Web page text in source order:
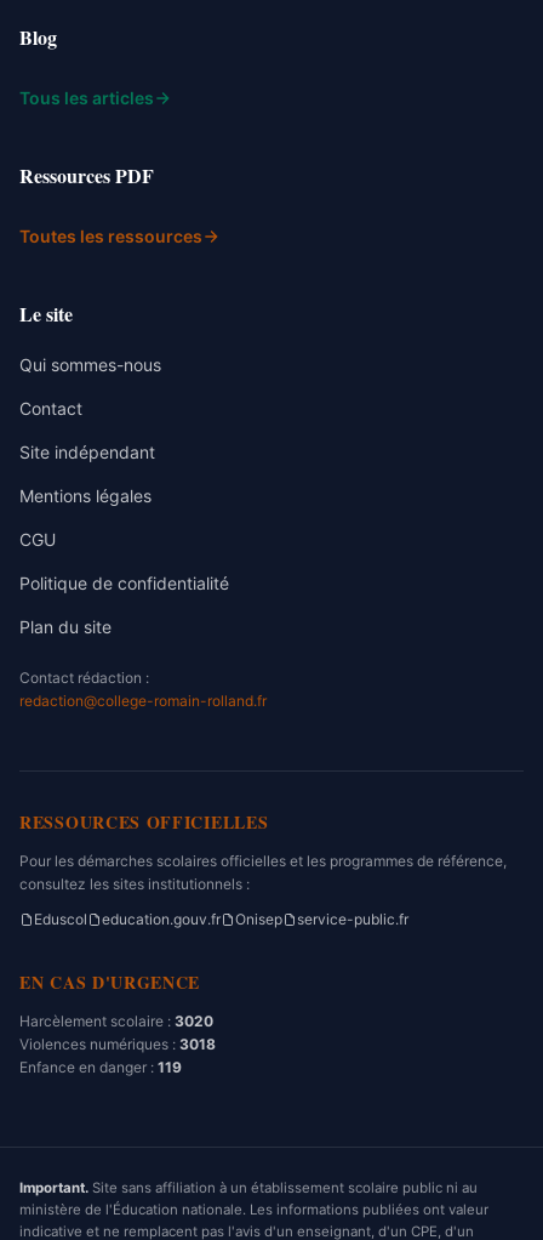
Blog
Tous les articles
Ressources PDF
Toutes les ressources
Le site
Qui sommes-nous
Contact
Site indépendant
Mentions légales
CGU
Politique de confidentialité
Plan du site
Contact rédaction :
redaction@college-romain-rolland.fr
RESSOURCES OFFICIELLES
Pour les démarches scolaires officielles et les programmes de référence,
consultez les sites institutionnels :
Eduscol
education.gouv.fr Onisep service-public.fr
EN CAS D'URGENCE
Harcèlement scolaire : 3020
Violences numériques : 3018
Enfance en danger : 119
Important. Site sans affiliation à un établissement scolaire public ni au
ministère de l'Éducation nationale. Les informations publiées ont valeur
indicative et ne remplacent pas l'avis d'un enseignant, d'un CPE, d'un